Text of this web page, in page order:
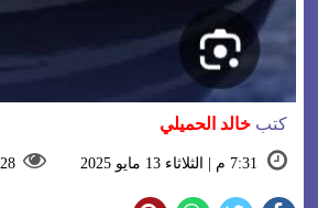
كتبخالد الحميلي
7:31 م | الثلاثاء 13 مايو 2025